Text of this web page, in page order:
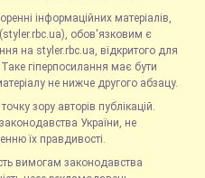
інформаційних матеріалів,
(styler.rbc.ua), обов'язковим є
на styler.rbc.ua, відкритого для
гіперпосилання має бути
не нижче другого абзацу.
зору авторів публікацій.
України, не
їх правдивості.
вимогам законодавства